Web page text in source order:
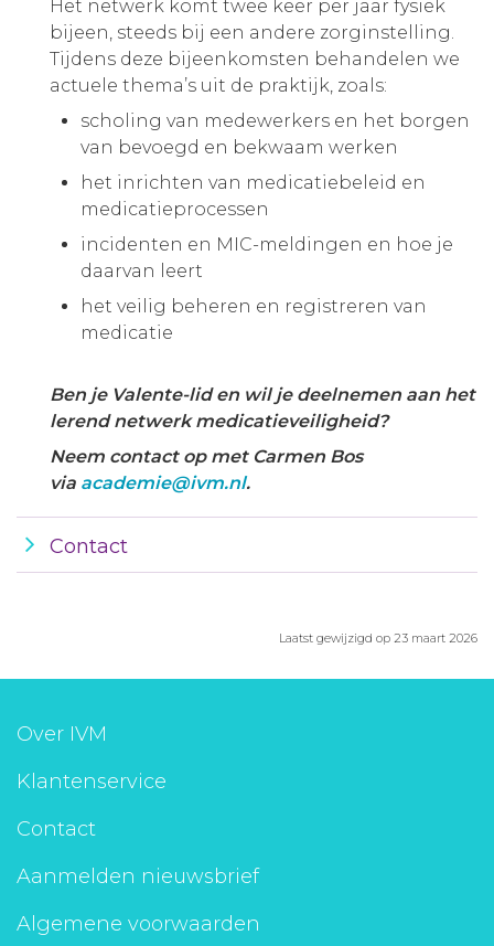
Het netwerk komt twee keer per jaar fysiek
bijeen, steeds bij een andere zorginstelling.
Tijdens deze bijeenkomsten behandelen we
actuele thema’s uit de praktijk, zoals:
scholing van medewerkers en het borgen
van bevoegd en bekwaam werken
het inrichten van medicatiebeleid en
medicatieprocessen
incidenten en MIC-meldingen en hoe je
daarvan leert
het veilig beheren en registreren van
medicatie
Ben je Valente-lid en wil je deelnemen aan het
lerend netwerk medicatieveiligheid?
Neem contact op met Carmen Bos
via academie@ivm.nl.
Contact
Laatst gewijzigd op 23 maart 2026
Over IVM
Klantenservice
Contact
Aanmelden nieuwsbrief
Algemene voorwaarden